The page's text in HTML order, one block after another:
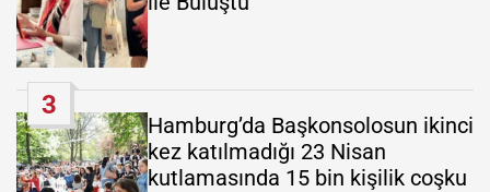
3
Hamburg’da Başkonsolosun ikinci
kez katılmadığı 23 Nisan
kutlamasında 15 bin kişilik coşku